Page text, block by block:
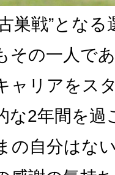
巣戦”となる
その一人で
ャリアをス
な2年間を過
の自分はな